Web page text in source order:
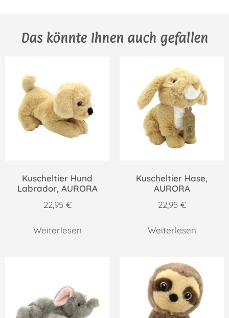
Das könnte Ihnen auch gefallen
Kuscheltier Hund
Labrador, AURORA
22,95 €
Weiterlesen
Kuscheltier Hase,
AURORA
22,95 €
Weiterlesen